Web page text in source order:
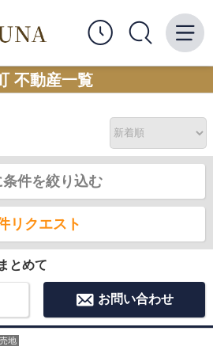
不動産一覧
条件を絞り込む
リクエスト
とめて
お問い合わせ
地